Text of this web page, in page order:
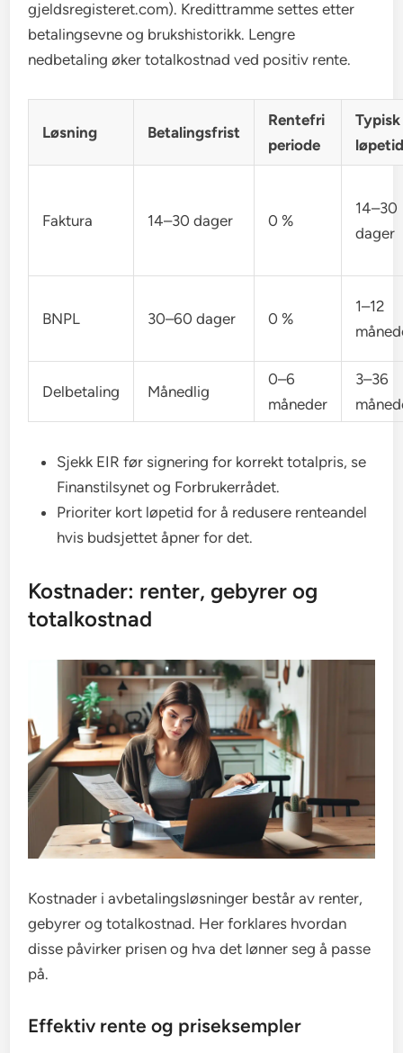
gjeldsregisteret.com). Kredittramme settes etter
betalingsevne og brukshistorikk. Lengre
nedbetaling øker totalkostnad ved positiv rente.
Løsning Betalingsfrist
Rentefri
periode
Typisk
Faktura 14–30 dager 0 %
14–30
dager
BNPL 30–60 dager 0 %
1–12
Delbetaling Månedlig
0–6
måneder
3–36
Sjekk EIR før signering for korrekt totalpris, se
Finanstilsynet og Forbrukerrådet.
Prioriter kort løpetid for å redusere renteandel
hvis budsjettet åpner for det.
Kostnader: renter, gebyrer og
totalkostnad
Kostnader i avbetalingsløsninger består av renter,
gebyrer og totalkostnad. Her forklares hvordan
disse påvirker prisen og hva det lønner seg å passe
på.
Effektiv rente og priseksempler